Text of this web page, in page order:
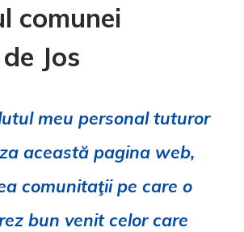
comunei
Jos
meu personal tuturor
această pagina web,
comunitaţii pe care o
bun venit celor care